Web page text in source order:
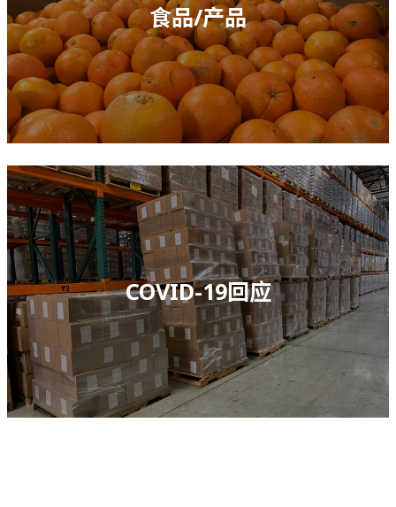
食品/产品
COVID-19回应